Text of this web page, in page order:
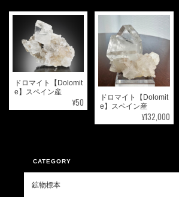
ドロマイト【Dolomit
e】スペイン産
¥50
ドロマイト【Dolomit
e】スペイン産
¥132,000
CATEGORY
鉱物標本